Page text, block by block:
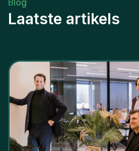
Blog
Laatste artikels